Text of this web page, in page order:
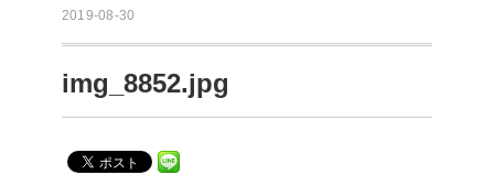
2019-08-30
img_8852.jpg